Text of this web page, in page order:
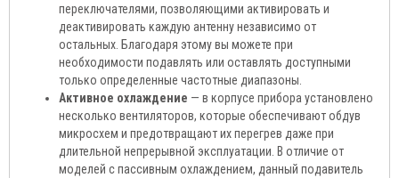
переключателями, позволяющими активировать и
деактивировать каждую антенну независимо от
остальных. Благодаря этому вы можете при
необходимости подавлять или оставлять доступными
только определенные частотные диапазоны.
Активное охлаждение — в корпусе прибора установлено
несколько вентиляторов, которые обеспечивают обдув
микросхем и предотвращают их перегрев даже при
длительной непрерывной эксплуатации. В отличие от
моделей с пассивным охлаждением, данный подавитель